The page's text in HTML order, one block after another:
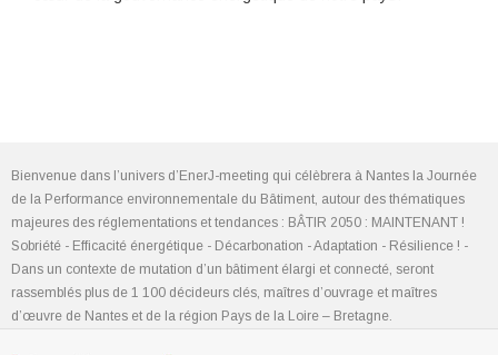
Bienvenue dans l’univers d’EnerJ-meeting qui célèbrera à Nantes la Journée
de la Performance environnementale du Bâtiment, autour des thématiques
majeures des réglementations et tendances : BÂTIR 2050 : MAINTENANT !
Sobriété - Efficacité énergétique - Décarbonation - Adaptation - Résilience ! -
Dans un contexte de mutation d’un bâtiment élargi et connecté, seront
rassemblés plus de 1 100 décideurs clés, maîtres d’ouvrage et maîtres
d’œuvre de Nantes et de la région Pays de la Loire – Bretagne.